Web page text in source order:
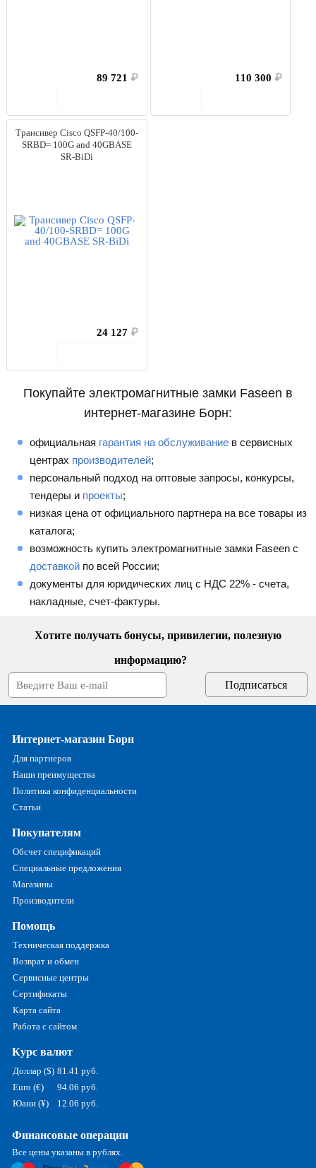
89 721 ₽
110 300 ₽
Трансивер Cisco QSFP-40/100-
SRBD= 100G and 40GBASE
SR-BiDi
24 127 ₽
Покупайте электромагнитные замки Faseen в
интернет-магазине Борн:
официальная гарантия на обслуживание в сервисных
центрах производителей;
персональный подход на оптовые запросы, конкурсы,
тендеры и проекты;
низкая цена от официального партнера на все товары из
каталога;
возможность купить электромагнитные замки Faseen с
доставкой по всей России;
документы для юридических лиц с НДС 22% - счета,
накладные, счет-фактуры.
Хотите получать бонусы, привилегии, полезную
информацию?
Интернет-магазин Борн
Для партнеров
Наши преимущества
Политика конфиденциальности
Статьи
Покупателям
Обсчет спецификаций
Специальные предложения
Магазины
Производители
Помощь
Техническая поддержка
Возврат и обмен
Сервисные центры
Сертификаты
Карта сайта
Работа с сайтом
Курс валют
Доллар ($) 81.41 руб.
Euro (€)
94.06 руб.
Юани (¥)
12.06 руб.
Финансовые операции
Все цены указаны в рублях.